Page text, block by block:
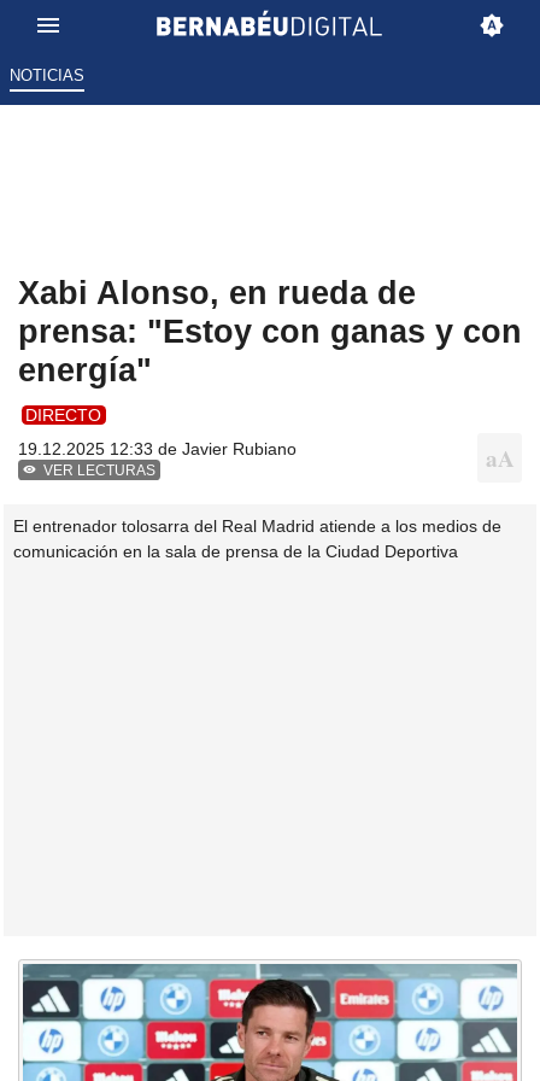
NOTICIAS
Xabi Alonso, en rueda de
prensa: "Estoy con ganas y con
energía"
DIRECTO
19.12.2025 12:33 de Javier Rubiano
VER LECTURAS
El entrenador tolosarra del Real Madrid atiende a los medios de
comunicación en la sala de prensa de la Ciudad Deportiva